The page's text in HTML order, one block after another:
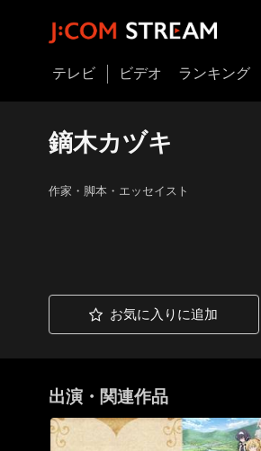
テレビ ビデオ ランキング
鏑木カヅキ
作家・脚本・エッセイスト
お気に入りに追加
出演・関連作品